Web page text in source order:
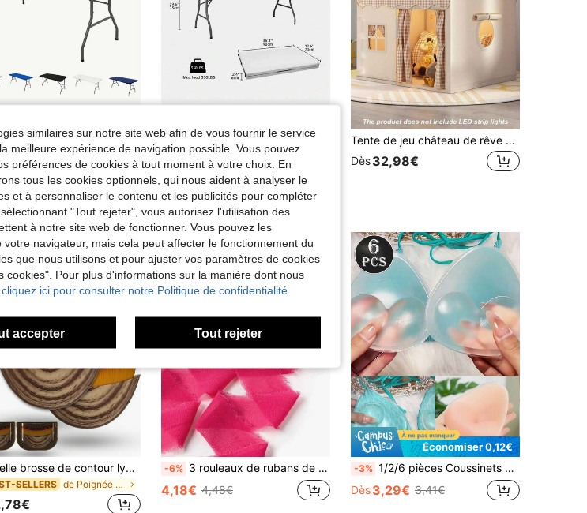
BRISCOES HOMEWARE 1 pièce Nappe rectangulaire, nappe de table en tissu élastique s'adaptant aux tables pliantes de 6 pieds, housse de table lavable pour pique-nique, camping, intérieur et extérieur
Table et chaises pliantes de pique-nique
45,00€
Tente de jeu château de rêve pour intérieur et extérieur, base d'aventure secrète amusante. Cadeau idéal pour les vacances, les anniversaires, les fêtes, les rassemblements familiaux, les pique-niques, le camping et les activités de plein air.
Dès32,98€
Nouvelle brosse de contour lymphatique pour le visage, brosse de massage facial de drainage lymphatique pour le contour du menton et du cou, poils doux convenant à tous les types de peau, outils de beauté ergonomiques avec boîtes portables
SELLERS de Poignée ergonomique Peignes
-6% 3 rouleaux de rubans de soie rose fuchsia, décoration de fête rose, ruban à franges effilochées fait main pour emballage, vase floral, artisanat, anniversaire, fiançailles, mariage
4,18€ 4,48€
Économiser 0,12€
-3% 1/2/6 pièces Coussinets de soutien-gorge en silicone réutilisables, inserts de soutien-gorge invisible, cache-tétons triangulaires transparents/chair épais et doux pour soulever et galber, imperméables et anti-transpiration, convenant aux bikinis, maillots de bain, soutiens-gorge de sport, robes de mariée, pour prévenir le relâchement et l'exposition, confortables et faciles à nettoyer, adaptés à différents types de poitrine, convenant à la plage, à la piscine, à l'usage quotidien, à la Saint-Valentin, au mariage, comme cadeau de remise des diplômes
Dès3,29€ 3,41€
similaires sur notre site web afin de vous fournir le service
meilleure expérience de navigation possible. Vous pouvez
préférences de cookies à tout moment à votre choix. En
tous les cookies optionnels, qui nous aident à analyser le
et à personnaliser le contenu et les publicités pour compléter
"Tout rejeter", vous autorisez l'utilisation des
à notre site web de fonctionner. Vous pouvez les
navigateur, mais cela peut affecter le fonctionnement du
que nous utilisons et pour ajuster vos paramètres de cookies
cookies". Pour plus d'informations sur la manière dont nous
cliquez ici pour consulter notre Politique de confidentialité.
accepter Tout rejeter